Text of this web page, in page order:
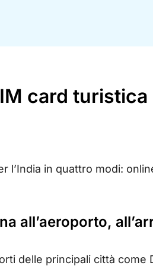
card turistica
l’India in quattro modi:
all’aeroporto,
delle principali città come